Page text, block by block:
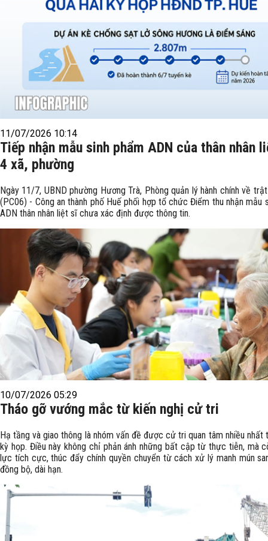
11/07/2026 10:14
Tiếp nhận mẫu sinh phẩm ADN của thân nhân
4 xã, phường
Ngày 11/7, UBND phường Hương Trà, Phòng quản lý hành chính về
(PC06) - Công an thành phố Huế phối hợp tổ chức Điểm thu nhận mẫu
ADN thân nhân liệt sĩ chưa xác định được thông tin.
10/07/2026 05:29
Tháo gỡ vướng mắc từ kiến nghị cử tri
Hạ tầng và giao thông là nhóm vấn đề được cử tri quan tâm nhiều
kỳ họp. Điều này không chỉ phản ánh những bất cập từ thực tiễn, mà
lực tích cực, thúc đẩy chính quyền chuyển từ cách xử lý manh mún
đồng bộ, dài hạn.